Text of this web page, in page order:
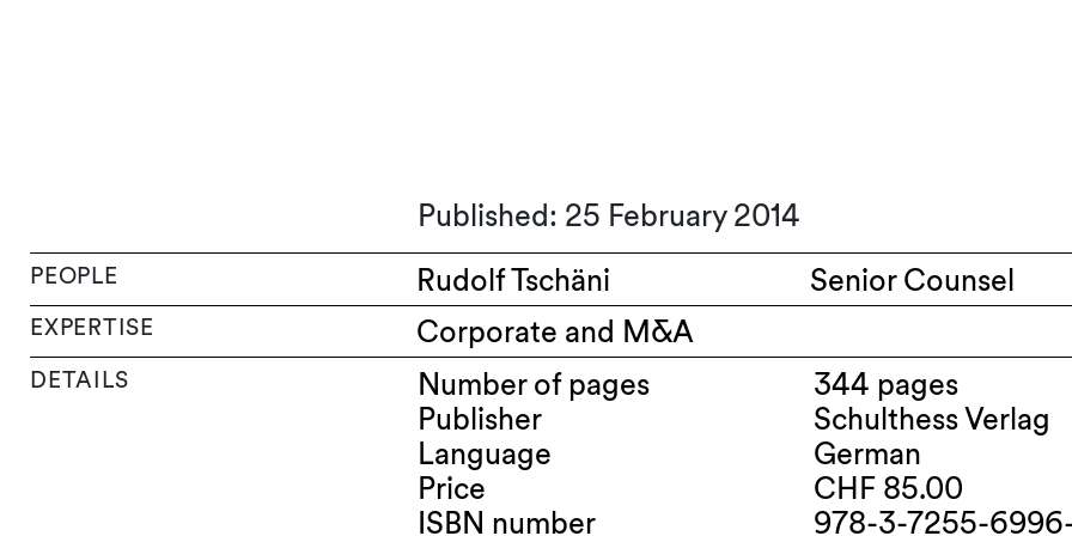
Published: 25 February 2014
PEOPLE Rudolf Tschäni Senior Counsel
EXPERTISE Corporate and M&A
DETAILS Number of pages
344 pages
Publisher
Schulthess Verlag
Language
German
Price
CHF 85.00
ISBN number
978-3-7255-